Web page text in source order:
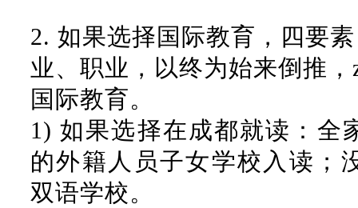
2. 如果选择国际教育，四要
业、职业，以终为始来倒推
国际教育。
1)如果选择在成都就读：全
的外籍人员子女学校入读；
双语学校。